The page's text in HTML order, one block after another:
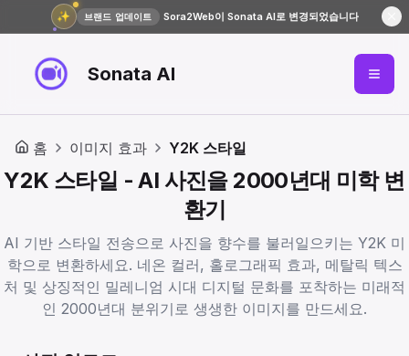
✨ 브랜드 업데이트 Sora2Web이 Sonata AI로 변경되었습니다
Sonata AI
홈 이미지 효과 Y2K 스타일
Y2K 스타일 - AI 사진을 2000년대 미학 변
환기
AI 기반 스타일 전송으로 사진을 향수를 불러일으키는 Y2K 미
학으로 변환하세요. 네온 컬러, 홀로그래픽 효과, 메탈릭 텍스
처 및 상징적인 밀레니엄 시대 디지털 문화를 포착하는 미래적
인 2000년대 분위기로 생생한 이미지를 만드세요.